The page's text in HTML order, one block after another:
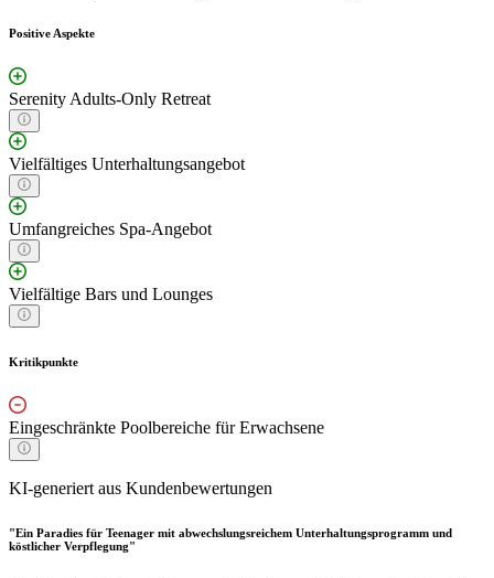
Positive Aspekte
Serenity Adults-Only Retreat
Vielfältiges Unterhaltungsangebot
Umfangreiches Spa-Angebot
Vielfältige Bars und Lounges
Kritikpunkte
Eingeschränkte Poolbereiche für Erwachsene
KI-generiert aus Kundenbewertungen
"Ein Paradies für Teenager mit abwechslungsreichem Unterhaltungsprogramm und
köstlicher Verpflegung"